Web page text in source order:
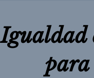
Igualdad
para